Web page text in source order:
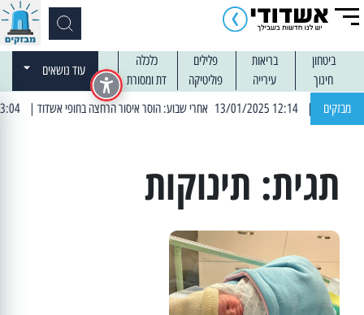
ביטחון בריאות פלילים
כלכלה
חינוך
עירייה פוליטיקה דת ומסורת
עוד נושאים
מבזקים | 13:04 14/01/2025 עובדים בלילות: עבודות קרצוף וריבוד אספלט
תגית: תינוקות